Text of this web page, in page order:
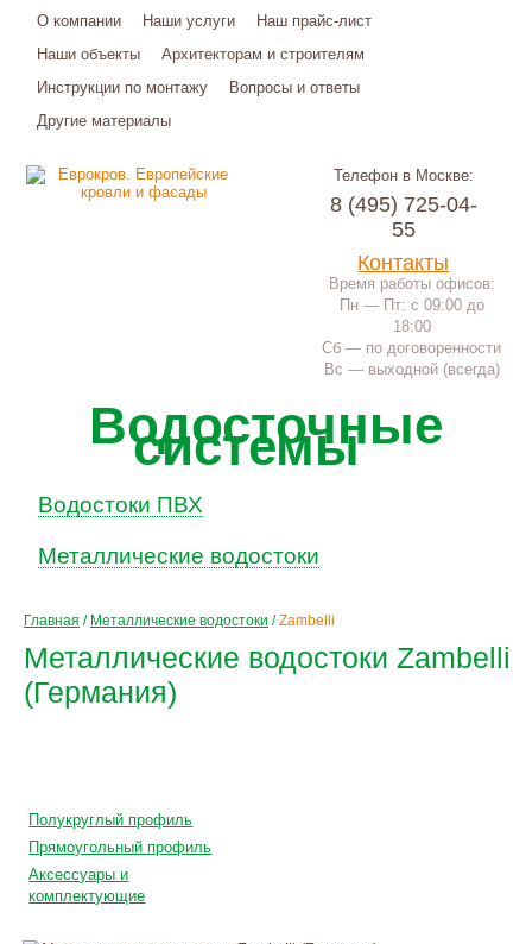
О компании Наши услуги
Наш прайс-лист
Наши объекты
Архитекторам и строителям
Инструкции по монтажу
Вопросы и ответы
Другие материалы
Телефон в Москве:
8 (495) 725-04-
55
Контакты
Время работы офисов:
Пн — Пт: с 09:00 до
18:00
Сб — по договоренности
Вс — выходной (всегда)
Водосточные
системы
Водостоки ПВХ
Металлические водостоки
Главная / Металлические водостоки /Zambelli
Металлические водостоки Zambelli
(Германия)
Полукруглый профиль
Прямоугольный профиль
Аксессуары и
комплектующиe